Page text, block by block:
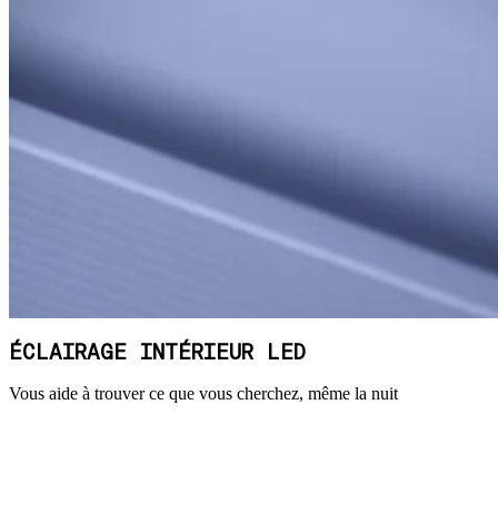
ÉCLAIRAGE INTÉRIEUR LED
Vous aide à trouver ce que vous cherchez, même la nuit